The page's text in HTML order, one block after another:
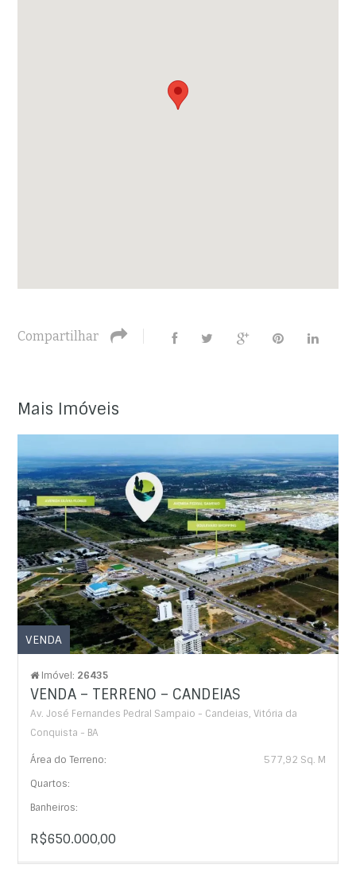
Compartilhar
Mais Imóveis
VENDA
Imóvel: 26435
VENDA – TERRENO – CANDEIAS
Av. José Fernandes Pedral Sampaio - Candeias, Vitória da
Conquista - BA
Área do Terreno:
577,92 Sq. M
Quartos:
Banheiros:
R$650.000,00